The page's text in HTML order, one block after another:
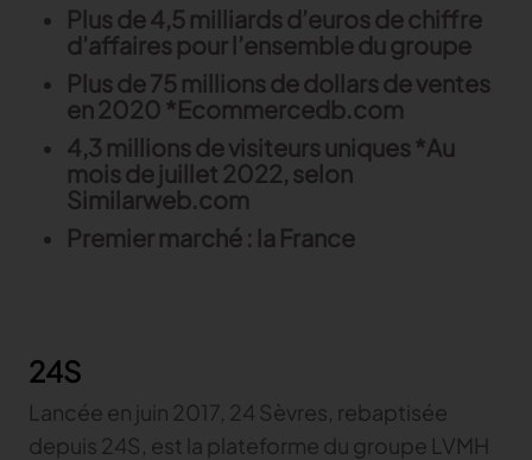
Plus de 4,5 milliards d’euros de chiffre
d’affaires pour l’ensemble du groupe
Plus de 75 millions de dollars de ventes
en 2020 *Ecommercedb.com
4,3 millions de visiteurs uniques *Au
mois de juillet 2022, selon
Similarweb.com
Premier marché : la France
24S
Lancée en juin 2017, 24 Sèvres, rebaptisée
depuis 24S, est la plateforme du groupe LVMH